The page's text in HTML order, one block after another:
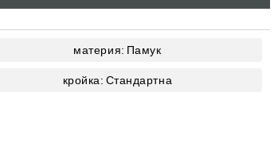
материя: Памук
кройка: Стандартна